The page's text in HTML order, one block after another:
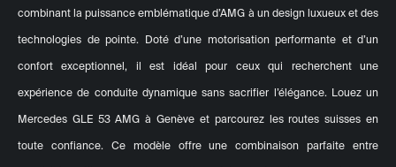
combinant la puissance emblématique d’AMG à un design luxueux et des
technologies de pointe. Doté d’une motorisation performante et d’un
confort exceptionnel, il est idéal pour ceux qui recherchent une
expérience de conduite dynamique sans sacrifier l’élégance. Louez un
Mercedes GLE 53 AMG à Genève et parcourez les routes suisses en
toute confiance. Ce modèle offre une combinaison parfaite entre